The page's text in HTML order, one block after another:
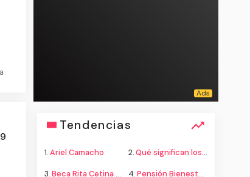
Tendencias
1.Ariel Camacho 2.Qué significan los colores de la bandera
3.Beca Rita Cetina secundaria 4.Pensión Bienestar adultos mayores